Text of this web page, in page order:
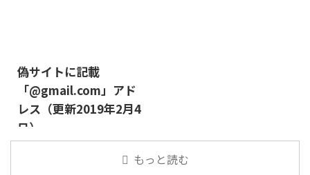
偽サイトに記載
「@gmail.com」アド
レス（更新2019年2月4
日）
もっと読む